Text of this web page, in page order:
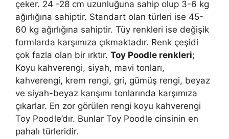
çeker. 24 -28 cm uzunluğuna sahip olup 3-6 kg
ağırlığına sahiptir. Standart olan türleri ise 45-
60 kg ağırlığına sahiptir. Tüy renkleri ise değişik
formlarda karşımıza çıkmaktadır. Renk çeşidi
çok fazla olan bir ırktır. Toy Poodle renkleri;
Koyu kahverengi, siyah, mavi tonları,
kahverengi, krem rengi, gri, gümüş rengi, beyaz
ve siyah-beyaz karışımı tonlarında karşımıza
çıkarlar. En zor görülen rengi koyu kahverengi
Toy Poodle’dır. Bunlar Toy Poodle cinsinin en
pahalı türleridir.